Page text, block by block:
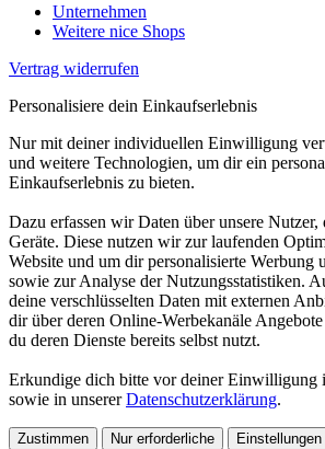
Unternehmen
Weitere nice Shops
Vertrag widerrufen
Personalisiere dein Einkaufserlebnis
Nur mit deiner individuellen Einwilligung
und weitere Technologien, um dir ein
Einkaufserlebnis zu bieten.
Dazu erfassen wir Daten über unsere Nutzer,
Geräte. Diese nutzen wir zur laufenden
Website und um dir personalisierte Werbung
sowie zur Analyse der Nutzungsstatistiken.
deine verschlüsselten Daten mit externen
dir über deren Online-Werbekanäle
du deren Dienste bereits selbst nutzt.
Erkundige dich bitte vor deiner Einwilligung
sowie in unsererDatenschutzerklärung.
Zustimmen Nur erforderliche